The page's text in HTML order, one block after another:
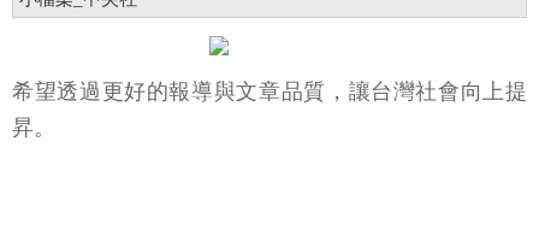
希望透過更好的報導與文章品質，讓台灣社會向上提
昇。